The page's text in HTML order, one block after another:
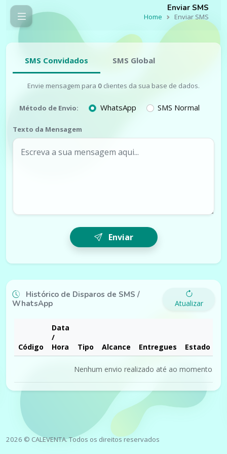
Enviar SMS
Home Enviar SMS
SMS Convidados SMS Global
Envie mensagem para 0 clientes da sua base de dados.
Método de Envio: WhatsApp SMS Normal
Texto da Mensagem
Enviar
Histórico de Disparos de SMS /
WhatsApp
Atualizar
Código
Data
/
Hora
Tipo Alcance Entregues Estado
Nenhum envio realizado até ao momento.
2026 © CALEVENTA. Todos os direitos reservados